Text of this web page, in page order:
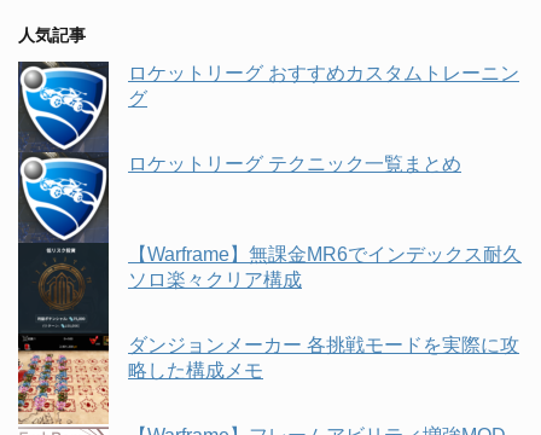
人気記事
ロケットリーグ おすすめカスタムトレーニン
グ
ロケットリーグ テクニック一覧まとめ
【Warframe】無課金MR6でインデックス耐久
ソロ楽々クリア構成
ダンジョンメーカー 各挑戦モードを実際に攻
略した構成メモ